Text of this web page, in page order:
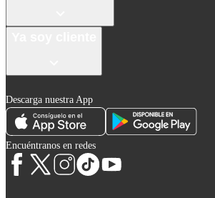
Descarga nuestra App
Encuéntranos en redes